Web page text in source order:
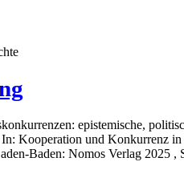
epistemische,
In: Kooperation und Konkurrenz
Baden: Nomos Verlag 2025 ,